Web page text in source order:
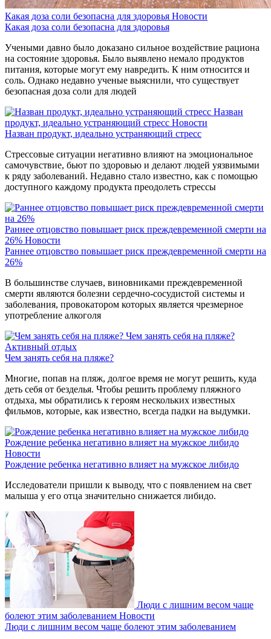
Какая доза соли безопасна для здоровья Новости
Какая доза соли безопасна для здоровья
Учеными давно было доказано сильное воздействие рациона
на состояние здоровья. Было выявлено немало продуктов
питания, которые могут ему навредить. К ним относится и
соль. Однако недавно ученые выяснили, что существует
безопасная доза соли для людей
Назван
продукт, идеально устраняющий стресс Новости
Назван продукт, идеально устраняющий стресс
Стрессовые ситуации негативно влияют на эмоциональное
самочувствие, бьют по здоровью и делают людей уязвимыми
к ряду заболеваний. Недавно стало известно, как с помощью
доступного каждому продукта преодолеть стрессы
Раннее отцовство повышает риск преждевременной смерти на
26% Новости
Раннее отцовство повышает риск преждевременной смерти на
26%
В большинстве случаев, виновниками преждевременной
смерти являются болезни сердечно-сосудистой системы и
заболевания, провокатором которых является чрезмерное
употребление алкоголя
Чем занять себя на пляже?
Активный отдых
Чем занять себя на пляже?
Многие, попав на пляж, долгое время не могут решить, куда
деть себя от безделья. Чтобы решить проблему пляжного
отдыха, мы обратились к героям нескольких известных
фильмов, которые, как известно, всегда падки на выдумки.
Рождение ребенка негативно влияет на мужское либидо
Новости
Рождение ребенка негативно влияет на мужское либидо
Исследователи пришли к выводу, что с появлением на свет
малыша у его отца значительно снижается либидо.
Люди с лишним весом чаще
болеют этим заболеванием Новости
Люди с лишним весом чаще болеют этим заболеванием